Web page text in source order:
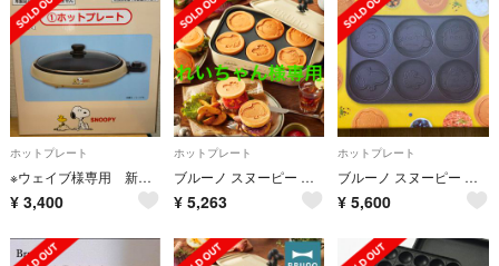
ホットプレート
※ウェイブ様専用 新品レア スヌーピーホットプレート（ミニトート付き）
¥ 3,400
ホットプレート
ブルーノ スヌーピー パンケーキ プレート
¥ 5,263
ホットプレート
ブルーノ スヌーピー パンケーキ プレート☆コンパクト ホットプレート用☆新品
¥ 5,600